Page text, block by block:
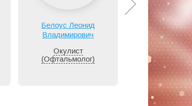
Белоус Леонид
Владимирович
Окулист
(Офтальмолог)
Беляева
Акушер